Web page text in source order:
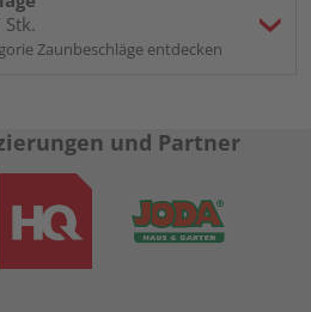
Zaunbeschläge entdecken
und Partner